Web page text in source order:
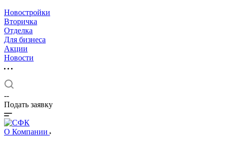
Новостройки
Вторичка
Отделка
Для бизнеса
Акции
Новости
--
Подать заявку
О Компании